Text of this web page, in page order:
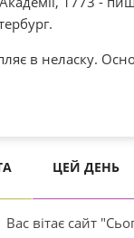
в неласку.
ЦЕЙ ДЕНЬ
Вас вітає сайт